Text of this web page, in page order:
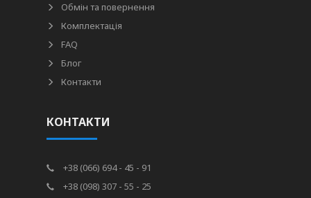
Обмін та повернення
Комплектація
FAQ
Блог
Контакти
КОНТАКТИ
+38 (066) 694 - 45 - 91
+38 (098) 307 - 55 - 25